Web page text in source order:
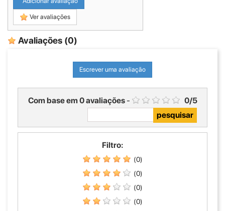
Ver avaliações
Avaliações (0)
Escrever uma avaliação
Com base em 0avaliações- 0/5
Filtro:
(0)
(0)
(0)
(0)